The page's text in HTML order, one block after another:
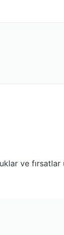
ve fırsatlar